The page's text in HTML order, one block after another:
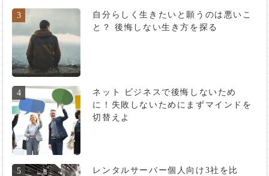
3
自分らしく生きたいと願うのは悪いこ
と？ 後悔しない生き方を探る
4
ネット ビジネスで後悔しないため
に！失敗しないためにまずマインドを
切替えよ
5 レンタルサーバー個人向け3社を比